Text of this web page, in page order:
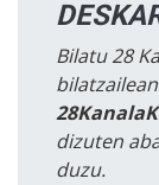
Bilatu 28
dizuten
duzu.